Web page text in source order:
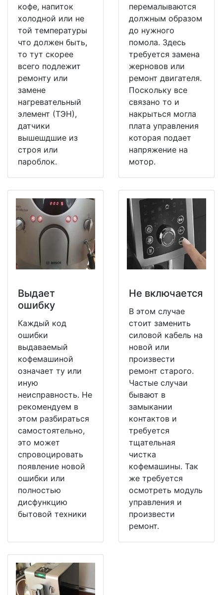
кофе, напиток
холодной или не
той температуры
что должен быть,
то тут скорее
всего подлежит
ремонту или
замене
нагревательный
элемент (ТЭН),
датчики
вышешдшие из
строя или
пароблок.
перемалываются
должным образом
до нужного
помола. Здесь
требуется замена
жерновов или
ремонт двигателя.
Поскольку все
связано то и
накрыться могла
плата управления
которая подает
напряжение на
мотор.
Выдает
ошибку
Каждый код
ошибки
выдаваемый
кофемашиной
означает ту или
иную
неисправность. Не
рекомендуем в
этом разбираться
самостоятельно,
это может
спровоцировать
появление новой
ошибки или
полностью
дисфункцию
бытовой техники
Не включается
В этом случае
стоит заменить
силовой кабель на
новой или
произвести
ремонт старого.
Частые случаи
бывают в
замыкании
контактов и
требуется
тщательная
чистка
кофемашины. Так
же требуется
осмотреть модуль
управления и
произвести
ремонт.